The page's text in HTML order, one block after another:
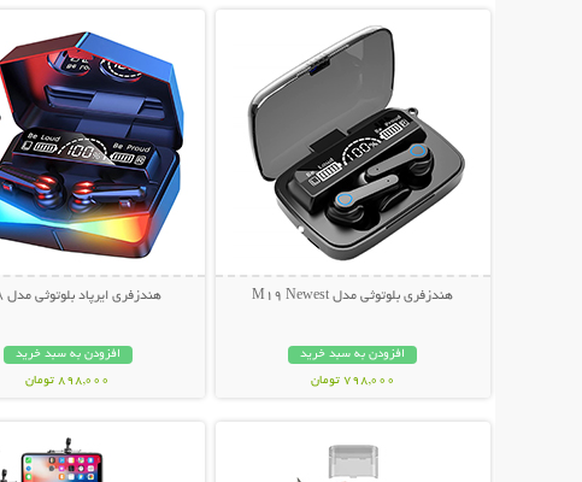
هندزفری بلوتوثی مدل M19 Newest
افزودن به سبد خرید
798,000 تومان
هندزفری ایرپاد بلوتوثی مدل M28
افزودن به سبد خرید
898,000 تومان